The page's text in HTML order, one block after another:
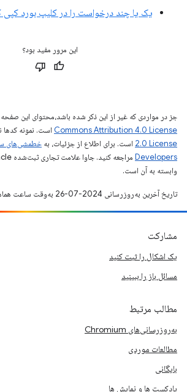
یک یا چند درخواست را در کلیپ بورد کپی
این مرور مفید بود؟
جز در مواردی که غیر از این ذکر شده باشد،‌محتوای این
Commons Attribution 4.0 License است. نمونه کدها
2.0 License است. برای اطلاع از جزئیات، به
Developers‏
وابسته به آن است.
تاریخ آخرین به‌روزرسانی 2024-07-26 به‌وقت ساعت هماهنگ جهانی.
مشارکت
یک اشکال را ثبت کنید
مسائل باز را ببینید
مطالب مرتبط
به‌روزرسانی‌های Chromium
مطالعات موردی
بایگانی
پادکست ها و نمایش ها